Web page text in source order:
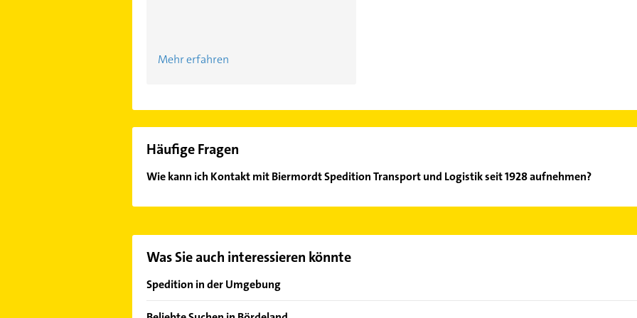
Mehr erfahren
Häufige Fragen
Wie kann ich Kontakt mit Biermordt Spedition Transport und Logistik seit 1928 aufnehmen?
Was Sie auch interessieren könnte
Spedition in der Umgebung
Calbe (Saale)